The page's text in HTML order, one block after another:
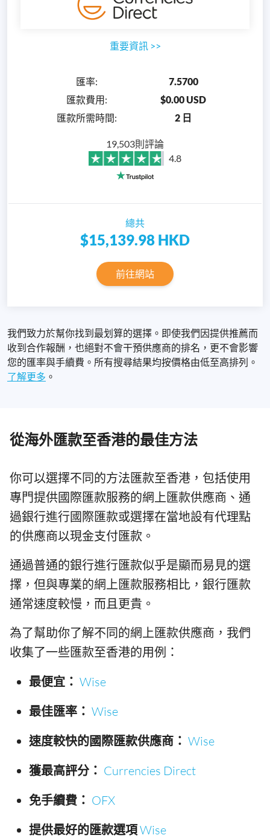
重要資訊 >>
19,503則評論
4.8
匯率:
7.5700
匯款費用:
$0.00 USD
匯款所需時間: 2 日
總共
$15,139.98 HKD
前往網站
我們致力於幫你找到最划算的選擇。即使我們因提供推薦而
收到合作報酬，也絕對不會干預供應商的排名，更不會影響
您的匯率與手續費。所有搜尋結果均按價格由低至高排列。
了解更多 。
從海外匯款至香港的最佳方法
你可以選擇不同的方法匯款至香港，包括使用
專門提供國際匯款服務的網上匯款供應商、通
過銀行進行國際匯款或選擇在當地設有代理點
的供應商以現金支付匯款。
通過普通的銀行進行匯款似乎是顯而易見的選
擇，但與專業的網上匯款服務相比，銀行匯款
通常速度較慢，而且更貴。
為了幫助你了解不同的網上匯款供應商，我們
收集了一些匯款至香港的用例：
最便宜： Wise
最佳匯率： Wise
速度較快的國際匯款供應商： Wise
獲最高評分： Currencies Direct
免手續費： OFX
提供最好的匯款選項Wise